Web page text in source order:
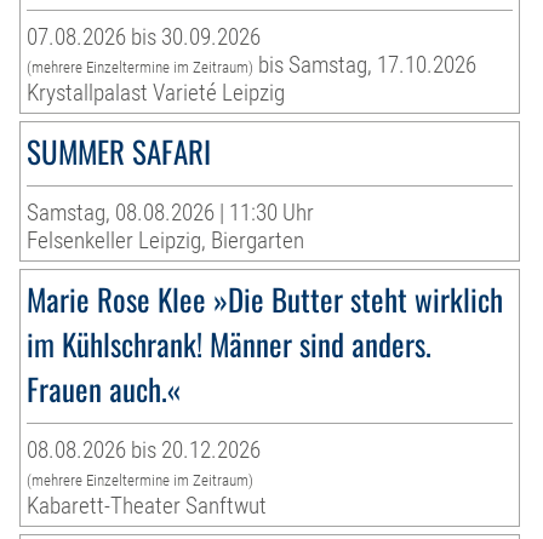
07.08.2026 bis 30.09.2026
(mehrere Einzeltermine im Zeitraum) bis Samstag, 17.10.2026
Krystallpalast Varieté Leipzig
SUMMER SAFARI
Samstag, 08.08.2026 | 11:30 Uhr
Felsenkeller Leipzig, Biergarten
Marie Rose Klee »Die Butter steht wirklich
im Kühlschrank! Männer sind anders.
Frauen auch.«
08.08.2026 bis 20.12.2026
(mehrere Einzeltermine im Zeitraum)
Kabarett-Theater Sanftwut